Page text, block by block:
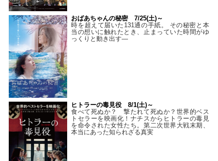
おばあちゃんの秘密 7/25(土)～
時を超えて届いた131通の手紙。 その秘密と本
当の想いに触れたとき、止まっていた時間がゆ
っくりと動き出す―
ヒトラーの毒見役 8/1(土)～
食べて死ぬか？ 撃たれて死ぬか？世界的ベス
トセラーを映画化！ナチスからヒトラーの毒見
を命令された女性たち。第二次世界大戦末期、
本当にあった知られざる真実